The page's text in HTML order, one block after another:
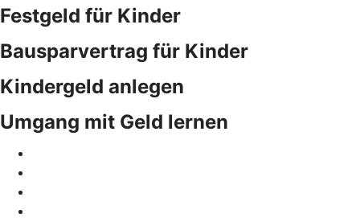
Festgeld für Kinder
Bausparvertrag für Kinder
Kindergeld anlegen
Umgang mit Geld lernen